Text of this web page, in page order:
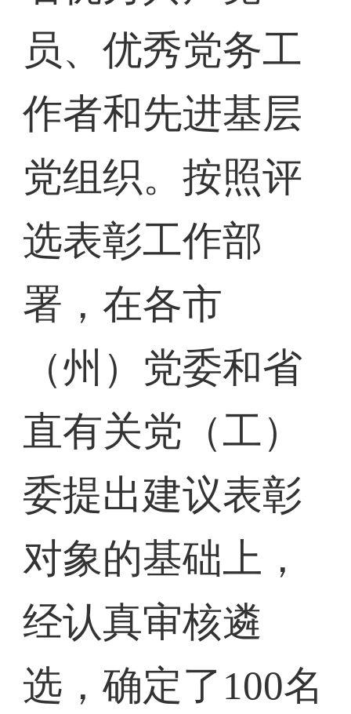
员、优秀党务工
作者和先进基层
党组织。按照评
选表彰工作部
署，在各市
（州）党委和省
直有关党（工）
委提出建议表彰
对象的基础上，
经认真审核遴
选，确定了100名